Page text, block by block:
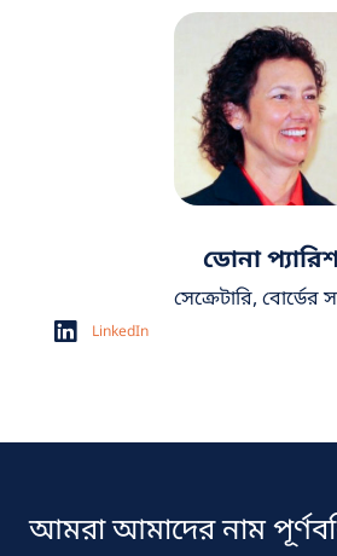
ডোনা
সেক্রেটারি, বোর্ডের
LinkedIn
আমরা আমাদের নাম